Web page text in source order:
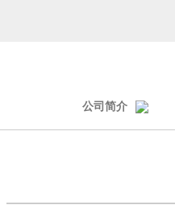
公司简介